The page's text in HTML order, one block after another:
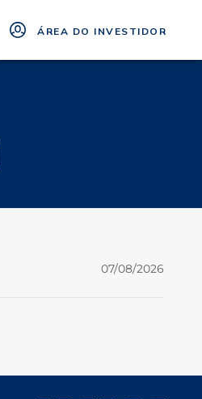
ÁREA DO INVESTIDOR
07/08/2026